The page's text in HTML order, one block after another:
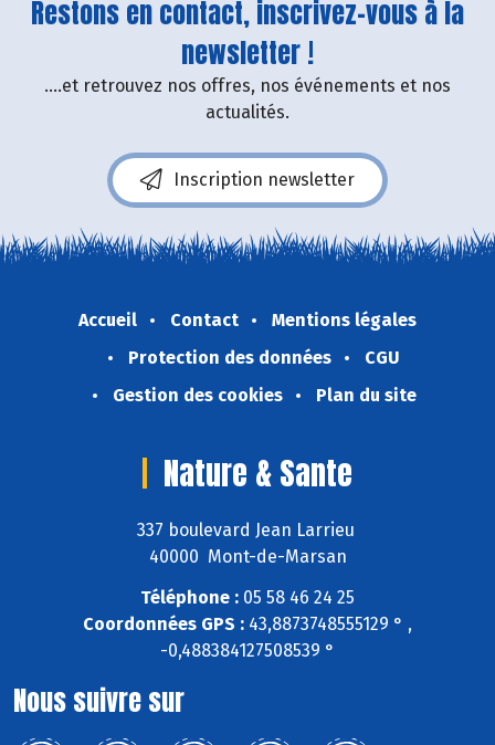
Restons en contact, inscrivez-vous à la
newsletter !
....et retrouvez nos offres, nos événements et nos
actualités.
Inscription newsletter
Accueil Contact
Mentions légales
Protection des données
CGU
Gestion des cookies
Plan du site
Nature & Sante
337 boulevard Jean Larrieu
40000 Mont-de-Marsan
Téléphone : 05 58 46 24 25
Coordonnées GPS : 43,8873748555129 ° ,
-0,488384127508539 °
Nous suivre sur